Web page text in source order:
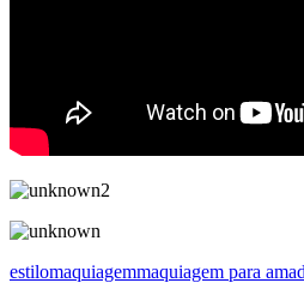
estilomaquiagemmaquiagem para